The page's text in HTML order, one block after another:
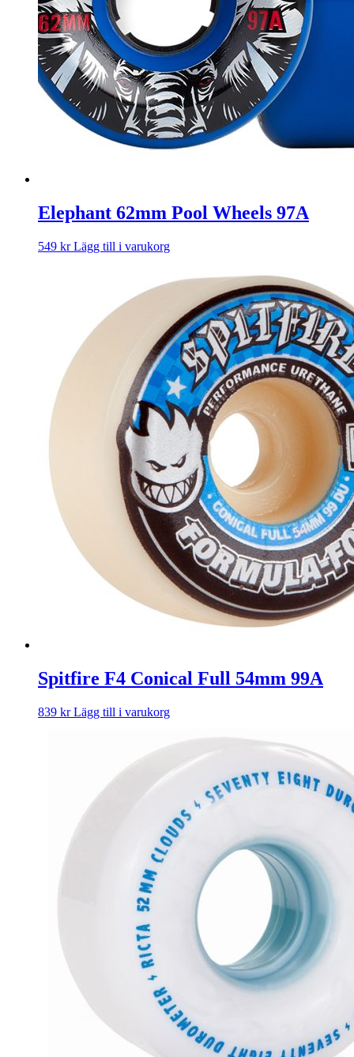
Elephant 62mm Pool Wheels 97A
549 kr Lägg till i varukorg
Spitfire F4 Conical Full 54mm 99A
839 kr Lägg till i varukorg